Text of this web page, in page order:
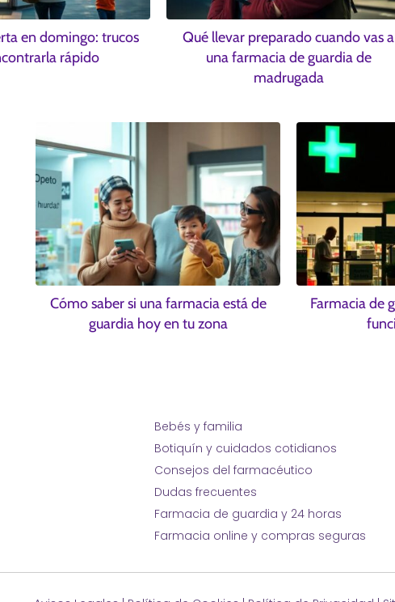
en domingo: trucos
rápido
Qué llevar preparado cuando vas a
una farmacia de guardia de
madrugada
Cómo saber si una farmacia está de
guardia hoy en tu zona
Farmacia de
Bebés y familia
Botiquín y cuidados cotidianos
Consejos del farmacéutico
Dudas frecuentes
Farmacia de guardia y 24 horas
Farmacia online y compras seguras